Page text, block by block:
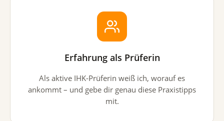
Erfahrung als Prüferin
Als aktive IHK-Prüferin weiß ich, worauf es
ankommt – und gebe dir genau diese Praxistipps
mit.